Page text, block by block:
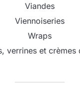
Viandes
Viennoiseries
Wraps
verrines et crèmes